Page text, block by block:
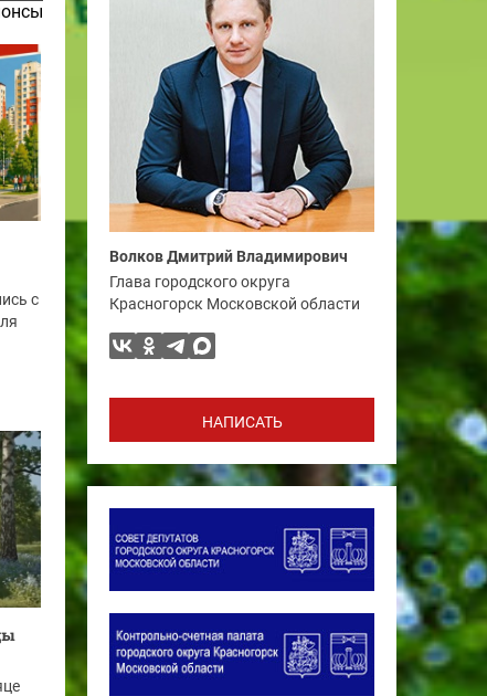
с
Волков Дмитрий Владимирович
Глава городского округа
Красногорск Московской области
НАПИСАТЬ